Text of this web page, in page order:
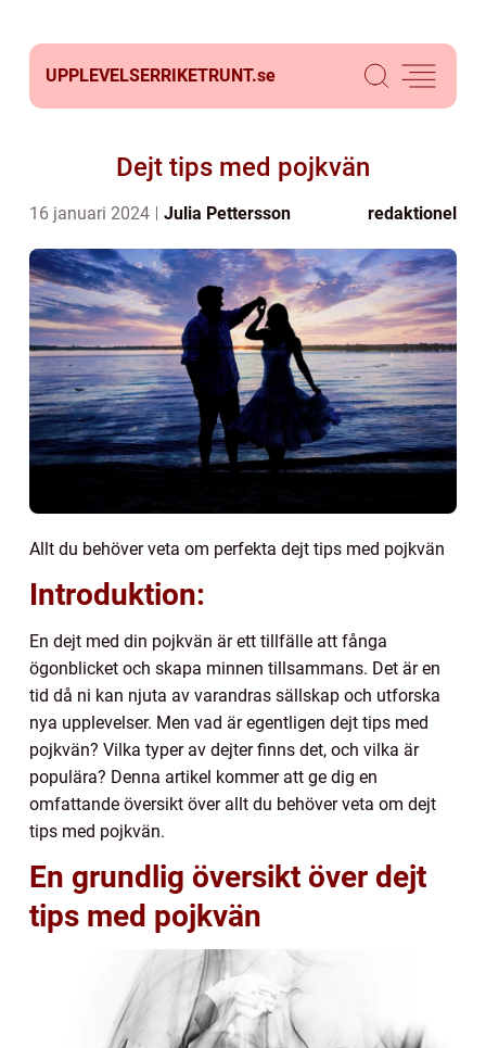
UPPLEVELSERRIKETRUNT.se
Dejt tips med pojkvän
16 januari 2024 Julia Pettersson redaktionel
Allt du behöver veta om perfekta dejt tips med pojkvän
Introduktion:
En dejt med din pojkvän är ett tillfälle att fånga
ögonblicket och skapa minnen tillsammans. Det är en
tid då ni kan njuta av varandras sällskap och utforska
nya upplevelser. Men vad är egentligen dejt tips med
pojkvän? Vilka typer av dejter finns det, och vilka är
populära? Denna artikel kommer att ge dig en
omfattande översikt över allt du behöver veta om dejt
tips med pojkvän.
En grundlig översikt över dejt
tips med pojkvän